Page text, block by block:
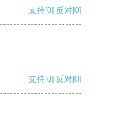
支持[0] 反对[0]
支持[0] 反对[0]